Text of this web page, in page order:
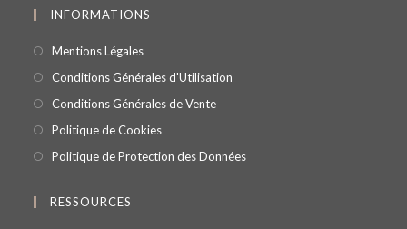
INFORMATIONS
Mentions Légales
Conditions Générales d'Utilisation
Conditions Générales de Vente
Politique de Cookies
Politique de Protection des Données
RESSOURCES